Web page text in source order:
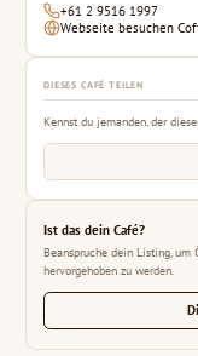
+61 2 9516 1997
Webseite besuchen
DIESES CAFÉ TEILEN
Kennst du jemanden, der
Ist das dein Café?
Beanspruche dein Listing, um
hervorgehoben zu werden.